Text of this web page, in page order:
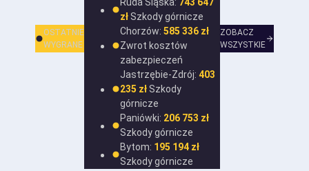
OSTATNIE
WYGRANE
zł Szkody górnicze
Chorzów:585 336 zł
Zwrot kosztów
zabezpieczeń
Jastrzębie-Zdrój:403
235 zł Szkody
górnicze
Paniówki: 206 753 zł
Szkody górnicze
Bytom: 195 194 zł
Szkody górnicze
ZOBACZ
WSZYSTKIE